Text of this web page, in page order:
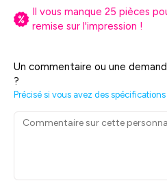
Il vous manque 25 pièces
remise sur l'impression !
Un commentaire ou une
?
Précisé si vous avez des